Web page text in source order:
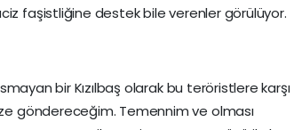
faşistliğine destek bile verenler görülüyor.
bir Kızılbaş olarak bu teröristlere karşı
göndereceğim. Temennim ve olması